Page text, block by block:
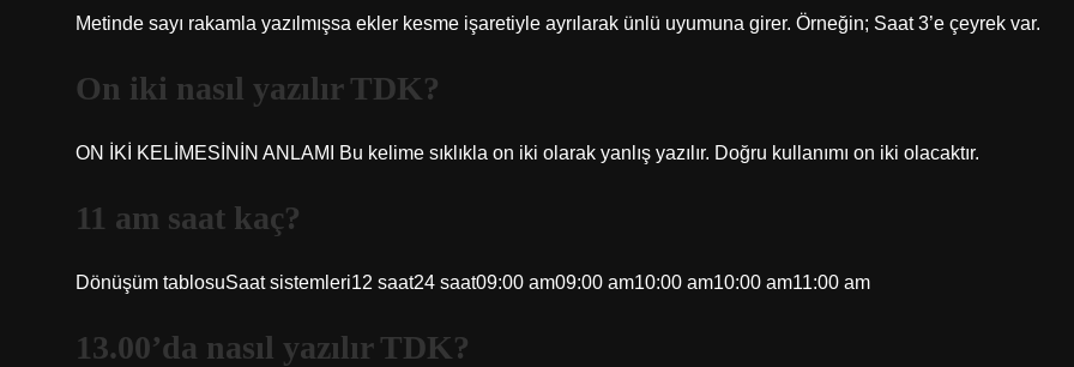
Metinde sayı rakamla yazılmışsa ekler kesme işaretiyle ayrılarak ünlü uyumuna girer. Örneğin; Saat 3’e çeyrek var.
On iki nasıl yazılır TDK?
ON İKİ KELİMESİNİN ANLAMI Bu kelime sıklıkla on iki olarak yanlış yazılır. Doğru kullanımı on iki olacaktır.
11 am saat kaç?
Dönüşüm tablosuSaat sistemleri12 saat24 saat09:00 am09:00 am10:00 am10:00 am11:00 am
13.00’da nasıl yazılır TDK?